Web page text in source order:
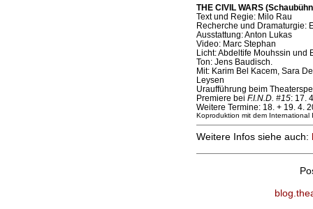
THE CIVIL WARS
Text und Regie: Milo Rau
Recherche und Dramaturgie:
Ausstattung: Anton Lukas
Video: Marc Stephan
Licht: Abdeltife Mouhssin und
Ton: Jens Baudisch.
Mit: Karim Bel Kacem, Sara
Leysen
Uraufführung beim
Premiere bei F.I.N.D. #15: 17.
Weitere Termine: 18. + 19. 4.
Koproduktion mit dem International
Weitere Infos siehe auch: